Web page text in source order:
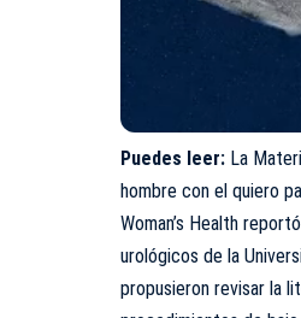
Puedes leer: La
hombre con el quiero
Woman’s Health
urológicos de la
propusieron revisar la